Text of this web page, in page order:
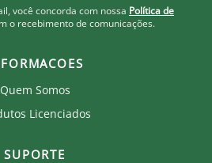
você concorda com nossa Política de
o recebimento de comunicações.
Quem Somos
Licenciados
SUPORTE